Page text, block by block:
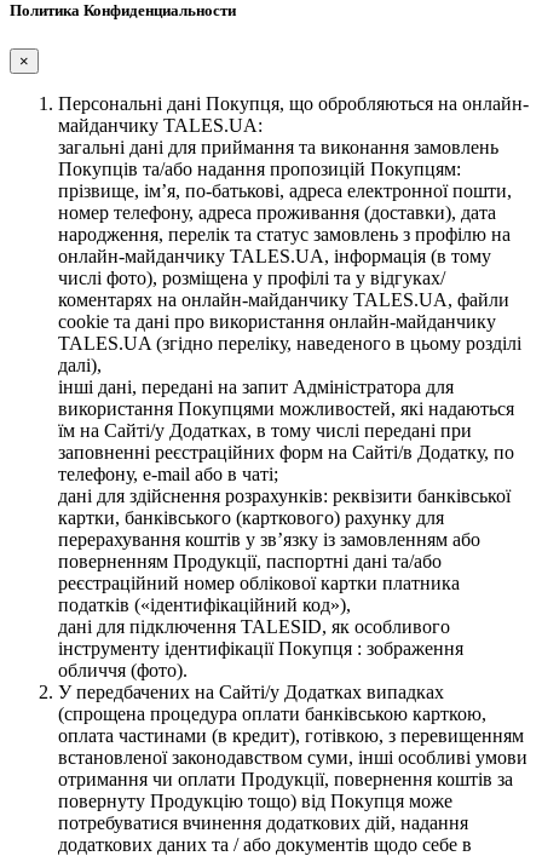
Политика Конфиденциальности
×
Персональні дані Покупця, що обробляються на онлайн-
майданчику TALES.UA:
загальні дані для приймання та виконання замовлень
Покупців та/або надання пропозицій Покупцям:
прізвище, ім’я, по-батькові, адреса електронної пошти,
номер телефону, адреса проживання (доставки), дата
народження, перелік та статус замовлень з профілю на
онлайн-майданчику TALES.UA, інформація (в тому
числі фото), розміщена у профілі та у відгуках/
коментарях на онлайн-майданчику TALES.UA, файли
cookie та дані про використання онлайн-майданчику
TALES.UA (згідно переліку, наведеного в цьому розділі
далі),
інші дані, передані на запит Адміністратора для
використання Покупцями можливостей, які надаються
їм на Сайті/у Додатках, в тому числі передані при
заповненні реєстраційних форм на Сайті/в Додатку, по
телефону, e-mail або в чаті;
дані для здійснення розрахунків: реквізити банківської
картки, банківського (карткового) рахунку для
перерахування коштів у зв’язку із замовленням або
поверненням Продукції, паспортні дані та/або
реєстраційний номер облікової картки платника
податків («ідентифікаційний код»),
дані для підключення TALESID, як особливого
інструменту ідентифікації Покупця : зображення
обличчя (фото).
У передбачених на Сайті/у Додатках випадках
(спрощена процедура оплати банківською карткою,
оплата частинами (в кредит), готівкою, з перевищенням
встановленої законодавством суми, інші особливі умови
отримання чи оплати Продукції, повернення коштів за
повернуту Продукцію тощо) від Покупця може
потребуватися вчинення додаткових дій, надання
додаткових даних та / або документів щодо себе в